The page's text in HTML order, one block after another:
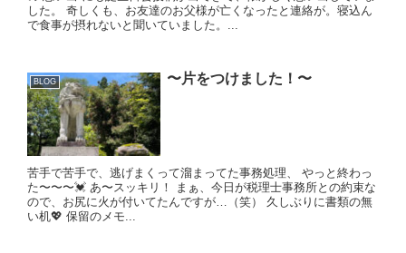
した。 奇しくも、お友達のお父様が亡くなったと連絡が。寝込ん
で食事が摂れないと聞いていました。...
BLOG 〜片をつけました！〜
苦手で苦手で、逃げまくって溜まってた事務処理、 やっと終わっ
た〜〜〜💓 あ〜スッキリ！ まぁ、今日が税理士事務所との約束な
ので、お尻に火が付いてたんですが…（笑） 久しぶりに書類の無
い机💖 保留のメモ...